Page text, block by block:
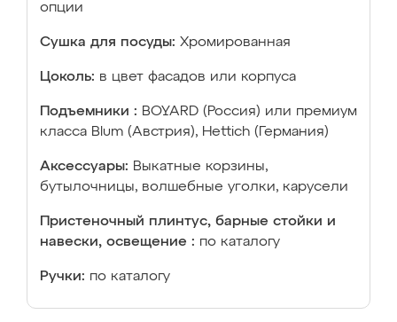
опции
Сушка для посуды: Хромированная
Цоколь: в цвет фасадов или корпуса
Подъемники : BOYARD (Россия) или премиум
класса Blum (Австрия), Hettich (Германия)
Аксессуары: Выкатные корзины,
бутылочницы, волшебные уголки, карусели
Пристеночный плинтус, барные стойки и
навески, освещение : по каталогу
Ручки: по каталогу